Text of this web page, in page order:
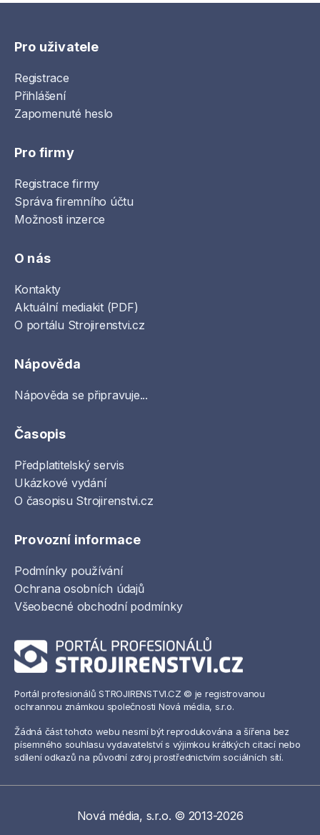
Pro uživatele
Registrace
Přihlášení
Zapomenuté heslo
Pro firmy
Registrace firmy
Správa firemního účtu
Možnosti inzerce
O nás
Kontakty
Aktuální mediakit (PDF)
O portálu Strojirenstvi.cz
Nápověda
Nápověda se připravuje...
Časopis
Předplatitelský servis
Ukázkové vydání
O časopisu Strojirenstvi.cz
Provozní informace
Podmínky používání
Ochrana osobních údajů
Všeobecné obchodní podmínky
Portál profesionálů STROJIRENSTVI.CZ © je registrovanou
ochrannou známkou společnosti Nová média, s.r.o.
Žádná část tohoto webu nesmí být reprodukována a šířena bez
písemného souhlasu vydavatelství s výjimkou krátkých citací nebo
sdílení odkazů na původní zdroj prostřednictvím sociálních sítí.
Nová média, s.r.o. © 2013-2026